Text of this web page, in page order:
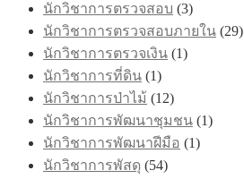
นักวิชาการตรวจสอบ (3)
นักวิชาการตรวจสอบภายใน (29)
นักวิชาการตรวจเงิน (1)
นักวิชาการที่ดิน (1)
นักวิชาการป่าไม้ (12)
นักวิชาการพัฒนาชุมชน (1)
นักวิชาการพัฒนาฝีมือ (1)
นักวิชาการพัสดุ (54)